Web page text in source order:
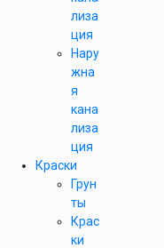
лиза
ция
Нару
жна
я
кана
лиза
ция
Краски
Грун
ты
Крас
ки